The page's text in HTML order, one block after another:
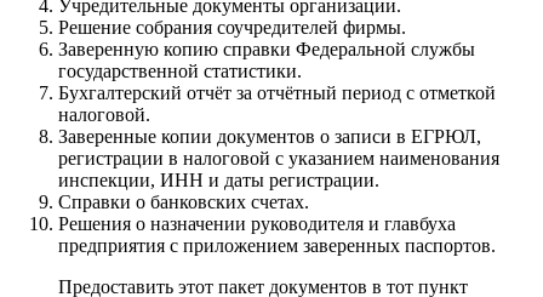
Учредительные документы организации.
Решение собрания соучредителей фирмы.
Заверенную копию справки Федеральной службы
государственной статистики.
Бухгалтерский отчёт за отчётный период с отметкой
налоговой.
Заверенные копии документов о записи в ЕГРЮЛ,
регистрации в налоговой с указанием наименования
инспекции, ИНН и даты регистрации.
Справки о банковских счетах.
Решения о назначении руководителя и главбуха
предприятия с приложением заверенных паспортов.
Предоставить этот пакет документов в тот пункт